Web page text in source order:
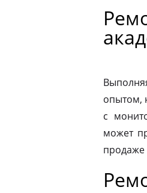
опытом,
с
может
продаже